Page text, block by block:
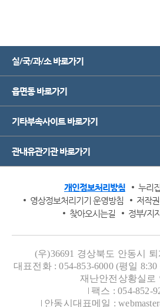
실/국/과/소 바로가기
읍면동 바로가기
기타부속사이트 바로가기
관내유관기관 바로가기
개인정보처리방침
누리
영상정보처리기기 운영방침
저작
찾아오시는길
정부/지
(우)36691 경상북도 안동시
대표전화 : 054-853-6000 (평일
재난안전상황실로
팩스 : 054-852-
안동시대표메일 :